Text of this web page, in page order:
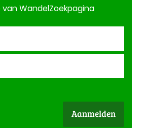
WandelZoekpagina
Aanmelden